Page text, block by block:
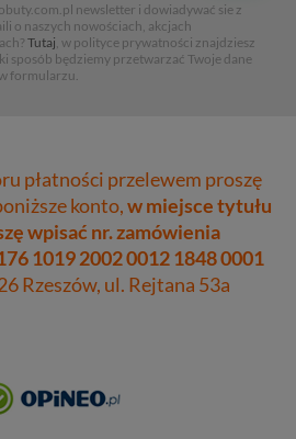
newsletter i dowiadywać sie z
o naszych nowościach, akcjach
Tutaj, w polityce prywatności znajdziesz
sposób będziemy przetwarzać Twoje dane
formularzu.
płatności przelewem proszę
konto,w miejsce tytułu
wpisać nr. zamówienia
1019 2002 0012 1848 0001
Rzeszów, ul. Rejtana 53a